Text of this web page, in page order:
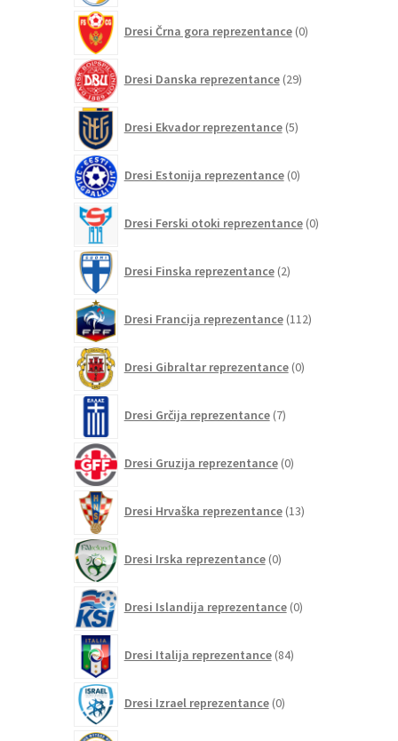
Dresi Črna gora reprezentance 0izdelkov
Dresi Danska reprezentance 29izdelkov
Dresi Ekvador reprezentance 5izdelkov
Dresi Estonija reprezentance 0izdelkov
Dresi Ferski otoki reprezentance 0izdelkov
Dresi Finska reprezentance 2izdelka
Dresi Francija reprezentance 112izdelkov
Dresi Gibraltar reprezentance 0izdelkov
Dresi Grčija reprezentance 7izdelkov
Dresi Gruzija reprezentance 0izdelkov
Dresi Hrvaška reprezentance 13izdelkov
Dresi Irska reprezentance 0izdelkov
Dresi Islandija reprezentance 0izdelkov
Dresi Italija reprezentance 84izdelkov
Dresi Izrael reprezentance 0izdelkov